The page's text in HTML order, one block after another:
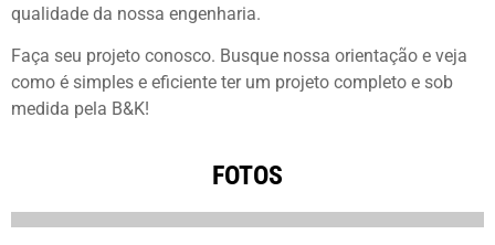
qualidade da nossa engenharia.
Faça seu projeto conosco. Busque nossa orientação e veja
como é simples e eficiente ter um projeto completo e sob
medida pela B&K!
FOTOS